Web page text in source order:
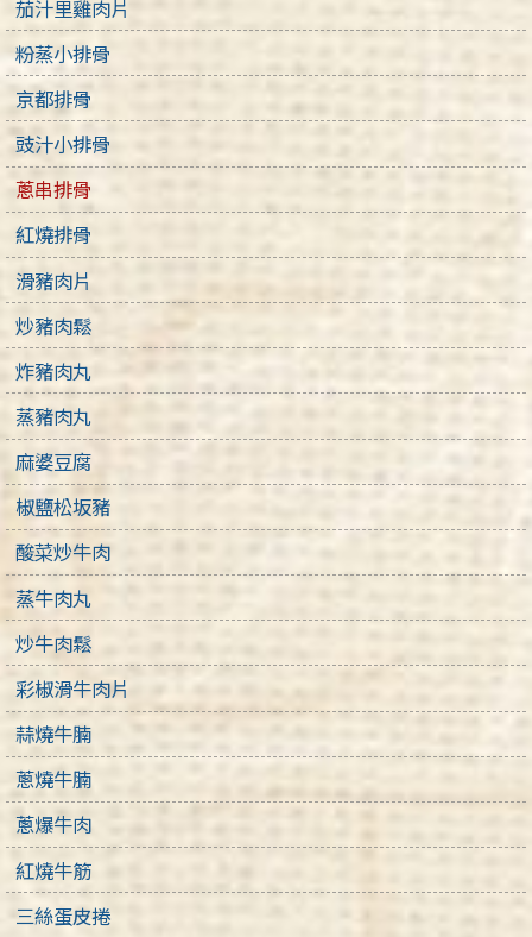
茄汁里雞肉片
粉蒸小排骨
京都排骨
豉汁小排骨
蔥串排骨
紅燒排骨
滑豬肉片
炒豬肉鬆
炸豬肉丸
蒸豬肉丸
麻婆豆腐
椒鹽松坂豬
酸菜炒牛肉
蒸牛肉丸
炒牛肉鬆
彩椒滑牛肉片
蒜燒牛腩
蔥燒牛腩
蔥爆牛肉
紅燒牛筋
三絲蛋皮捲